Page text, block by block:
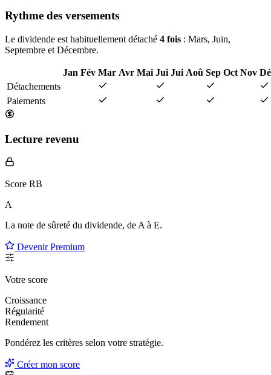
Rythme des versements
Le dividende est habituellement détaché 4 fois : Mars, Juin,
Septembre et Décembre.
Jan Fév Mar Avr Mai Jui Jui Aoû Sep Oct Nov
Détachements
Paiements
Lecture revenu
Score RB
A
La note de sûreté du dividende, de A à E.
Devenir Premium
Votre score
Croissance
Régularité
Rendement
Pondérez les critères selon votre stratégie.
Créer mon score